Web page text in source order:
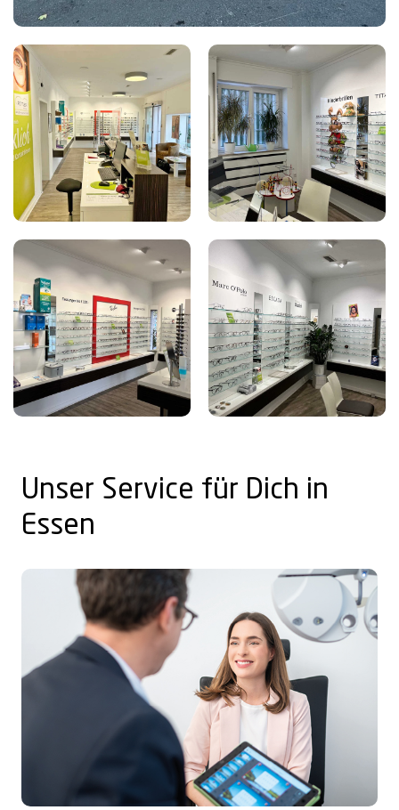
Unser Service für Dich in
Essen